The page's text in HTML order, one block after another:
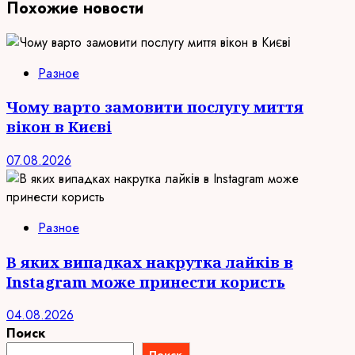
Похожие новости
Разное
Чому варто замовити послугу миття
вікон в Києві
07.08.2026
Разное
В яких випадках накрутка лайків в
Instagram може принести користь
04.08.2026
Поиск